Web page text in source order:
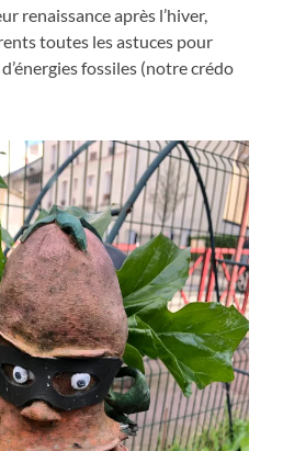
renaissance après l’hiver,
toutes les astuces pour
fossiles (notre crédo